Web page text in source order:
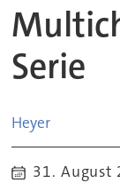
Serie
Heyer
31.